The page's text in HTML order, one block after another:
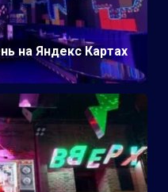
на Яндекс Картах